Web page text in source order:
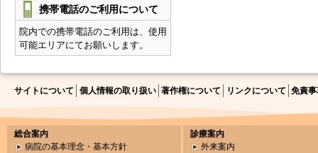
携帯電話のご利用について
院内での携帯電話のご利用は、使用
可能エリアにてお願いします。
サイトについて 個人情報の取り扱い 著作権について リンクについて 免責
総合案内
病院の基本理念・基本方針
診療案内
外来案内